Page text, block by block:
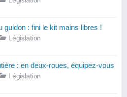
guidon : fini le kit mains libres !
Législation
: en deux-roues, équipez-vous
Législation